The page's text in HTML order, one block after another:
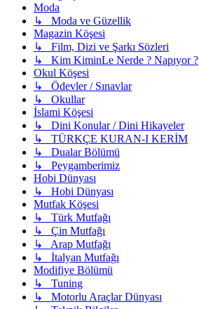
Moda
↳ Moda ve Güzellik
Magazin Köşesi
↳ Film, Dizi ve Şarkı Sözleri
↳ Kim KiminLe Nerde ? Napıyor ?
Okul Köşesi
↳ Ödevler / Sınavlar
↳ Okullar
İslami Köşesi
↳ Dini Konular / Dini Hikayeler
↳ TÜRKÇE KURAN-I KERİM
↳ Dualar Bölümü
↳ Peygamberimiz
Hobi Dünyası
↳ Hobi Dünyası
Mutfak Köşesi
↳ Türk Mutfağı
↳ Çin Mutfağı
↳ Arap Mutfağı
↳ İtalyan Mutfağı
Modifiye Bölümü
↳ Tuning
↳ Motorlu Araçlar Dünyası